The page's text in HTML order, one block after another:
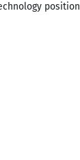
position